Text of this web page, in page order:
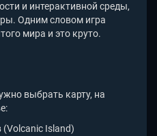
и интерактивной среды,
Одним словом игра
мира и это круто.
выбрать карту, на
(Volcanic Island)